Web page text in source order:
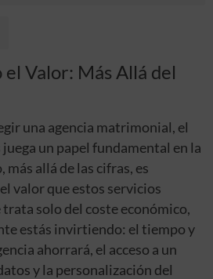
Valor: Más Allá del
una agencia matrimonial, el
un papel fundamental en la
más allá de las cifras, es
valor que estos servicios
trata solo del coste económico,
estás invirtiendo: el tiempo y
ahorrará, el acceso a un
y la personalización del